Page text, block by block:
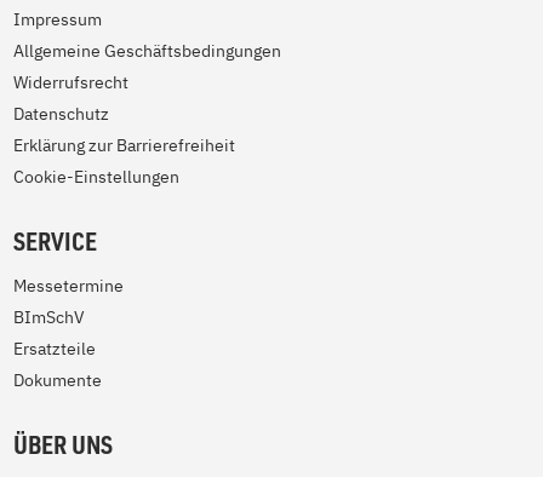
Impressum
Allgemeine Geschäftsbedingungen
Widerrufsrecht
Datenschutz
Erklärung zur Barrierefreiheit
Cookie-Einstellungen
SERVICE
Messetermine
BImSchV
Ersatzteile
Dokumente
ÜBER UNS